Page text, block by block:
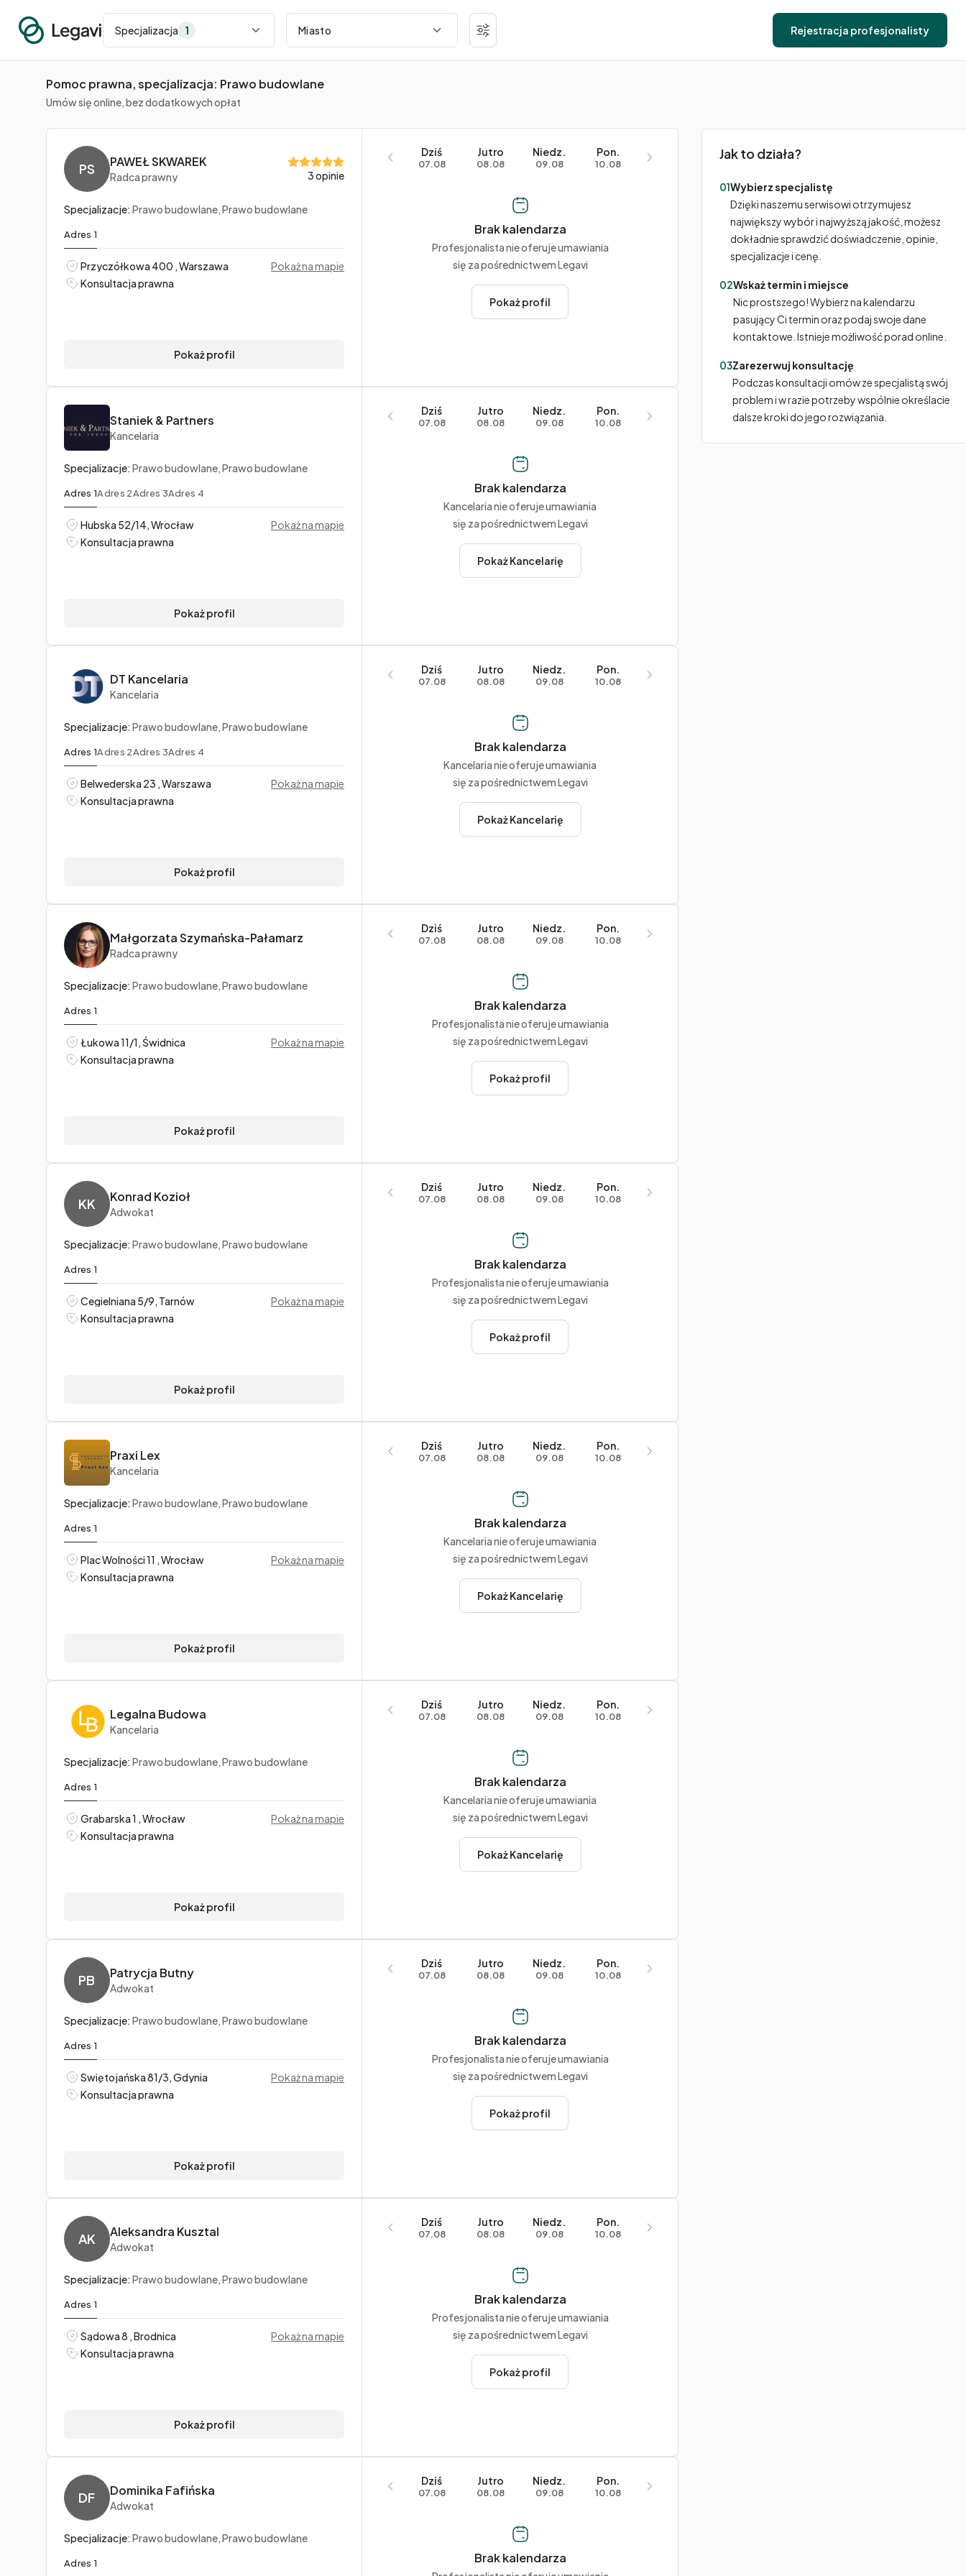
Specjalizacja 1
Miasto
Rejestracja profesjonalisty
Pomoc prawna, specjalizacja: Prawo budowlane
Umów się online, bez dodatkowych opłat
PS PAWEŁ SKWAREK
Radca prawny 3 opinie
Specjalizacje: Prawo budowlane, Prawo budowlane
Adres 1
Przyczółkowa 400 , Warszawa
Pokaż na mapie
Konsultacja prawna
Pokaż profil
Dziś
07.08
Jutro
08.08
Niedz.
09.08
Pon.
10.08
Brak kalendarza
Profesjonalista nie oferuje umawiania
się za pośrednictwem Legavi
Pokaż profil
Staniek & Partners
Kancelaria
Specjalizacje: Prawo budowlane, Prawo budowlane
Adres 1Adres 2Adres 3Adres 4
Hubska 52/14, Wrocław
Pokaż na mapie
Konsultacja prawna
Pokaż profil
Dziś
07.08
Jutro
08.08
Niedz.
09.08
Pon.
10.08
Brak kalendarza
Kancelaria nie oferuje umawiania
się za pośrednictwem Legavi
Pokaż Kancelarię
DT Kancelaria
Kancelaria
Specjalizacje: Prawo budowlane, Prawo budowlane
Adres 1Adres 2Adres 3Adres 4
Belwederska 23 , Warszawa
Pokaż na mapie
Konsultacja prawna
Pokaż profil
Dziś
07.08
Jutro
08.08
Niedz.
09.08
Pon.
10.08
Brak kalendarza
Kancelaria nie oferuje umawiania
się za pośrednictwem Legavi
Pokaż Kancelarię
Małgorzata Szymańska-Pałamarz
Radca prawny
Specjalizacje: Prawo budowlane, Prawo budowlane
Adres 1
Łukowa 11/1, Świdnica
Pokaż na mapie
Konsultacja prawna
Pokaż profil
Dziś
07.08
Jutro
08.08
Niedz.
09.08
Pon.
10.08
Brak kalendarza
Profesjonalista nie oferuje umawiania
się za pośrednictwem Legavi
Pokaż profil
KK Konrad Kozioł
Adwokat
Specjalizacje: Prawo budowlane, Prawo budowlane
Adres 1
Cegielniana 5/9, Tarnów
Pokaż na mapie
Konsultacja prawna
Pokaż profil
Dziś
07.08
Jutro
08.08
Niedz.
09.08
Pon.
10.08
Brak kalendarza
Profesjonalista nie oferuje umawiania
się za pośrednictwem Legavi
Pokaż profil
Praxi Lex
Kancelaria
Specjalizacje: Prawo budowlane, Prawo budowlane
Adres 1
Plac Wolności 11 , Wrocław
Pokaż na mapie
Konsultacja prawna
Pokaż profil
Dziś
07.08
Jutro
08.08
Niedz.
09.08
Pon.
10.08
Brak kalendarza
Kancelaria nie oferuje umawiania
się za pośrednictwem Legavi
Pokaż Kancelarię
Legalna Budowa
Kancelaria
Specjalizacje: Prawo budowlane, Prawo budowlane
Adres 1
Grabarska 1 , Wrocław
Pokaż na mapie
Konsultacja prawna
Pokaż profil
Dziś
07.08
Jutro
08.08
Niedz.
09.08
Pon.
10.08
Brak kalendarza
Kancelaria nie oferuje umawiania
się za pośrednictwem Legavi
Pokaż Kancelarię
PB Patrycja Butny
Adwokat
Specjalizacje: Prawo budowlane, Prawo budowlane
Adres 1
Swiętojańska 81/3, Gdynia
Pokaż na mapie
Konsultacja prawna
Pokaż profil
Dziś
07.08
Jutro
08.08
Niedz.
09.08
Pon.
10.08
Brak kalendarza
Profesjonalista nie oferuje umawiania
się za pośrednictwem Legavi
Pokaż profil
AK Aleksandra Kusztal
Adwokat
Specjalizacje: Prawo budowlane, Prawo budowlane
Adres 1
Sądowa 8 , Brodnica
Pokaż na mapie
Konsultacja prawna
Pokaż profil
Dziś
07.08
Jutro
08.08
Niedz.
09.08
Pon.
10.08
Brak kalendarza
Profesjonalista nie oferuje umawiania
się za pośrednictwem Legavi
Pokaż profil
DF Dominika Fafińska
Adwokat
Specjalizacje: Prawo budowlane, Prawo budowlane
Adres 1
Dziś
07.08
Jutro
08.08
Niedz.
09.08
Pon.
10.08
Brak kalendarza
Jak to działa?
01Wybierz specjalistę
Dzięki naszemu serwisowi otrzymujesz
największy wybór i najwyższą jakość, możesz
dokładnie sprawdzić doświadczenie, opinie,
specjalizacje i cenę.
02Wskaż termin i miejsce
Nic prostszego! Wybierz na kalendarzu
pasujący Ci termin oraz podaj swoje dane
kontaktowe. Istnieje możliwość porad online.
03Zarezerwuj konsultację
Podczas konsultacji omów ze specjalistą swój
problem i w razie potrzeby wspólnie określacie
dalsze kroki do jego rozwiązania.